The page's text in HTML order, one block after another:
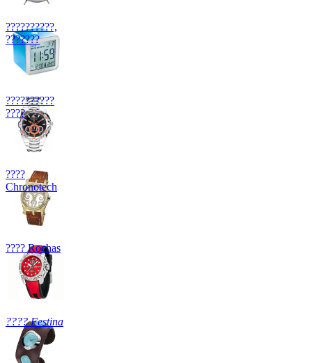
??????????,
???????
??????????
????
????
Chronotech
???? Rochas
???? Festina